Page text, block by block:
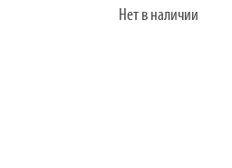
Нет в наличии